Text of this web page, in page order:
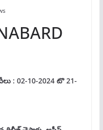
: 02-10-2024 టొ 21-